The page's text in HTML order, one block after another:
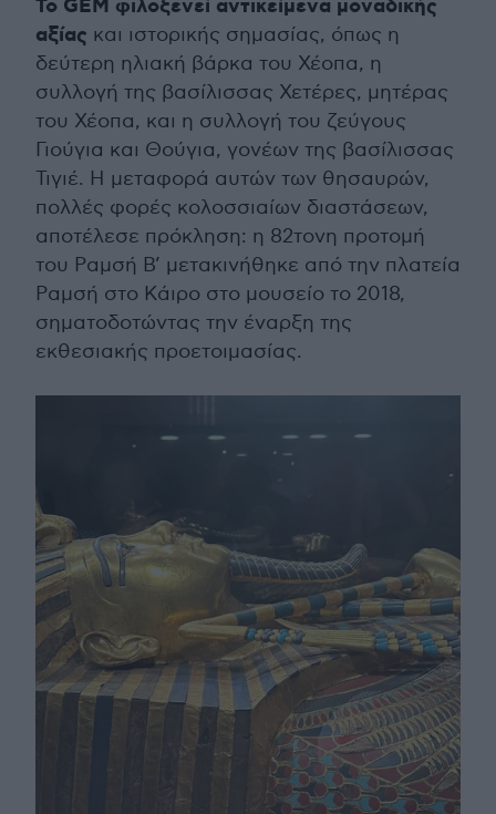
Το GEM φιλοξενεί αντικείμενα μοναδικής
αξίας και ιστορικής σημασίας, όπως η
δεύτερη ηλιακή βάρκα του Χέοπα, η
συλλογή της βασίλισσας Χετέρες, μητέρας
του Χέοπα, και η συλλογή του ζεύγους
Γιούγια και Θούγια, γονέων της βασίλισσας
Τιγιέ. Η μεταφορά αυτών των θησαυρών,
πολλές φορές κολοσσιαίων διαστάσεων,
αποτέλεσε πρόκληση: η 82τονη προτομή
του Ραμσή Β’ μετακινήθηκε από την πλατεία
Ραμσή στο Κάιρο στο μουσείο το 2018,
σηματοδοτώντας την έναρξη της
εκθεσιακής προετοιμασίας.